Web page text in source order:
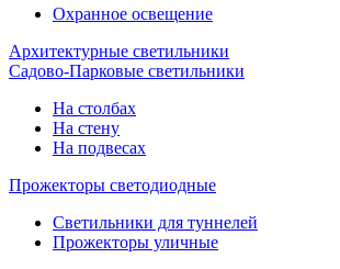
Охранное освещение
Архитектурные светильники
Садово-Парковые светильники
На столбах
На стену
На подвесах
Прожекторы светодиодные
Светильники для туннелей
Прожекторы уличные